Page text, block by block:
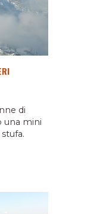
di
una mini